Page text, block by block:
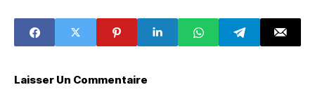
Hillacondji
Laisser Un Commentaire